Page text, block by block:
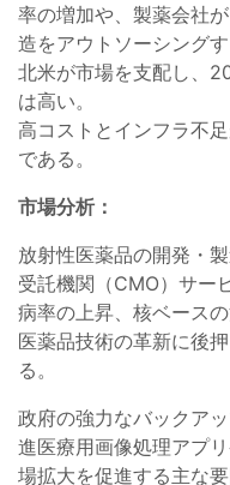
率の増加や、製薬会社
造をアウトソーシング
北米が市場を支配し、
は高い。
高コストとインフラ不
である。
市場分析：
放射性医薬品の開発・
受託機関（CMO）サー
病率の上昇、核ベース
医薬品技術の革新に後
る。
政府の強力なバックア
進医療用画像処理アプ
場拡大を促進する主な